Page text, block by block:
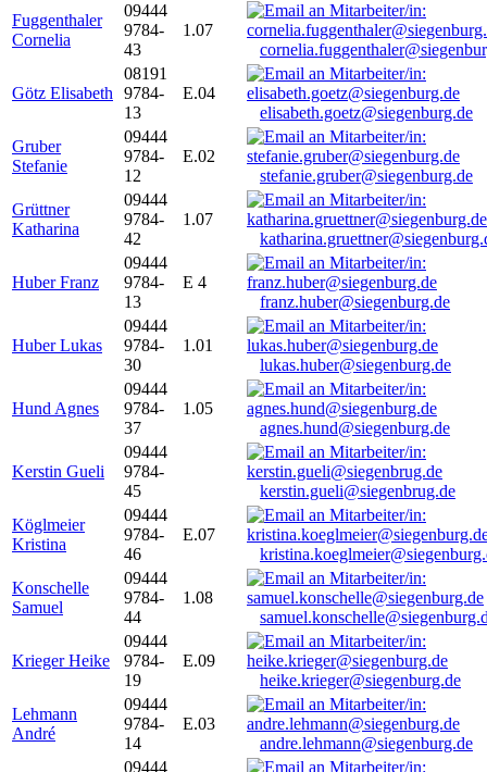
Fuggenthaler
Cornelia
09444
9784-
43
1.07
Götz Elisabeth
08191
9784-
13
E.04
elisabeth.goetz@siegenburg.de
Gruber
Stefanie
09444
9784-
12
E.02
stefanie.gruber@siegenburg.de
Grüttner
Katharina
09444
9784-
42
1.07
Huber Franz
09444
9784-
13
E 4
franz.huber@siegenburg.de
Huber Lukas
09444
9784-
30
1.01
lukas.huber@siegenburg.de
Hund Agnes
09444
9784-
37
1.05
agnes.hund@siegenburg.de
Kerstin Gueli
09444
9784-
45
kerstin.gueli@siegenbrug.de
Köglmeier
Kristina
09444
9784-
46
E.07
Konschelle
Samuel
09444
9784-
44
1.08
Krieger Heike
09444
9784-
19
E.09
heike.krieger@siegenburg.de
Lehmann
André
09444
9784-
14
E.03
andre.lehmann@siegenburg.de
09444